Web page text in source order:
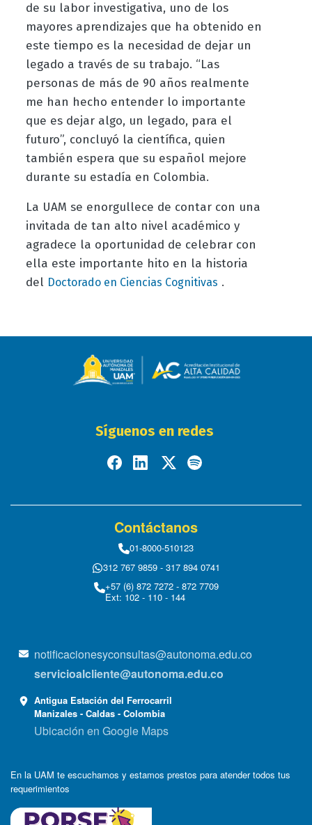
de su labor investigativa, uno de los
mayores aprendizajes que ha obtenido en
este tiempo es la necesidad de dejar un
legado a través de su trabajo. “Las
personas de más de 90 años realmente
me han hecho entender lo importante
que es dejar algo, un legado, para el
futuro”, concluyó la científica, quien
también espera que su español mejore
durante su estadía en Colombia.
La UAM se enorgullece de contar con una
invitada de tan alto nivel académico y
agradece la oportunidad de celebrar con
ella este importante hito en la historia
del Doctorado en Ciencias Cognitivas .
Síguenos en redes
Contáctanos
01-8000-510123
312 767 9859 - 317 894 0741
+57 (6) 872 7272 - 872 7709
Ext: 102 - 110 - 144
notificacionesyconsultas@autonoma.edu.co
servicioalcliente@autonoma.edu.co
Antigua Estación del Ferrocarril
Manizales - Caldas - Colombia
Ubicación en Google Maps
En la UAM te escuchamos y estamos prestos para atender todos tus
requerimientos